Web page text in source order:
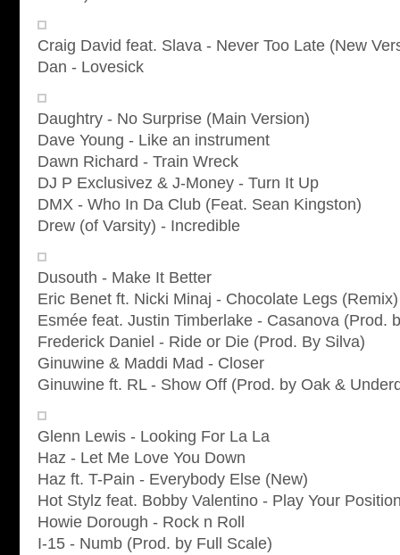
Craig David feat. Slava - Never Too Late (New
Dan - Lovesick
Daughtry - No Surprise (Main Version)
Dave Young - Like an instrument
Dawn Richard - Train Wreck
DJ P Exclusivez & J-Money - Turn It Up
DMX - Who In Da Club (Feat. Sean Kingston)
Drew (of Varsity) - Incredible
Dusouth - Make It Better
Eric Benet ft. Nicki Minaj - Chocolate Legs (Remix)
Esmée feat. Justin Timberlake - Casanova (Prod.
Frederick Daniel - Ride or Die (Prod. By Silva)
Ginuwine & Maddi Mad - Closer
Ginuwine ft. RL - Show Off (Prod. by Oak &
Glenn Lewis - Looking For La La
Haz - Let Me Love You Down
Haz ft. T-Pain - Everybody Else (New)
Hot Stylz feat. Bobby Valentino - Play Your
Howie Dorough - Rock n Roll
I-15 - Numb (Prod. by Full Scale)